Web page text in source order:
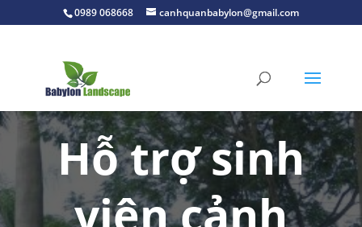
0989 068668 canhquanbabylon@gmail.com
Hỗ trợ sinh
viên cảnh